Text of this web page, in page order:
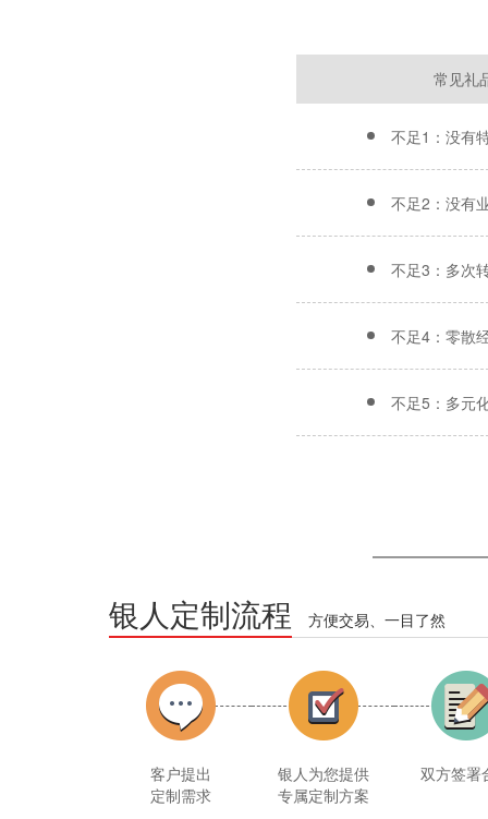
常见礼
不足1：没有
不足2：没有
不足3：多次
不足4：零散
不足5：多元
银人定制流程 方便交易、一目了然
客户提出
定制需求
银人为您提供
专属定制方案
双方签署